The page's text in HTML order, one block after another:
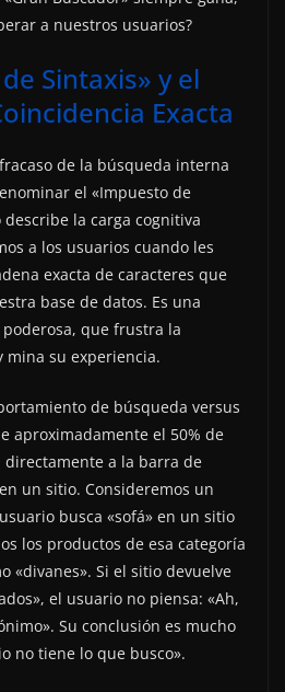
a nuestros usuarios?
Sintaxis» y el
Exacta
de la búsqueda interna
el «Impuesto de
la carga cognitiva
a los usuarios cuando les
exacta de caracteres que
base de datos. Es una
que frustra la
su experiencia.
de búsqueda versus
aproximadamente el 50% de
a la barra de
un sitio. Consideremos un
busca «sofá» en un sitio
los productos de esa categoría
«divanes». Si el sitio devuelve
el usuario no piensa: «Ah,
Su conclusión es mucho
no tiene lo que busco».